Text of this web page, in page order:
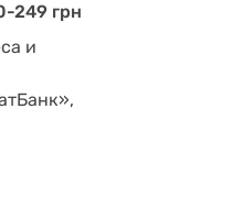
249 грн
и